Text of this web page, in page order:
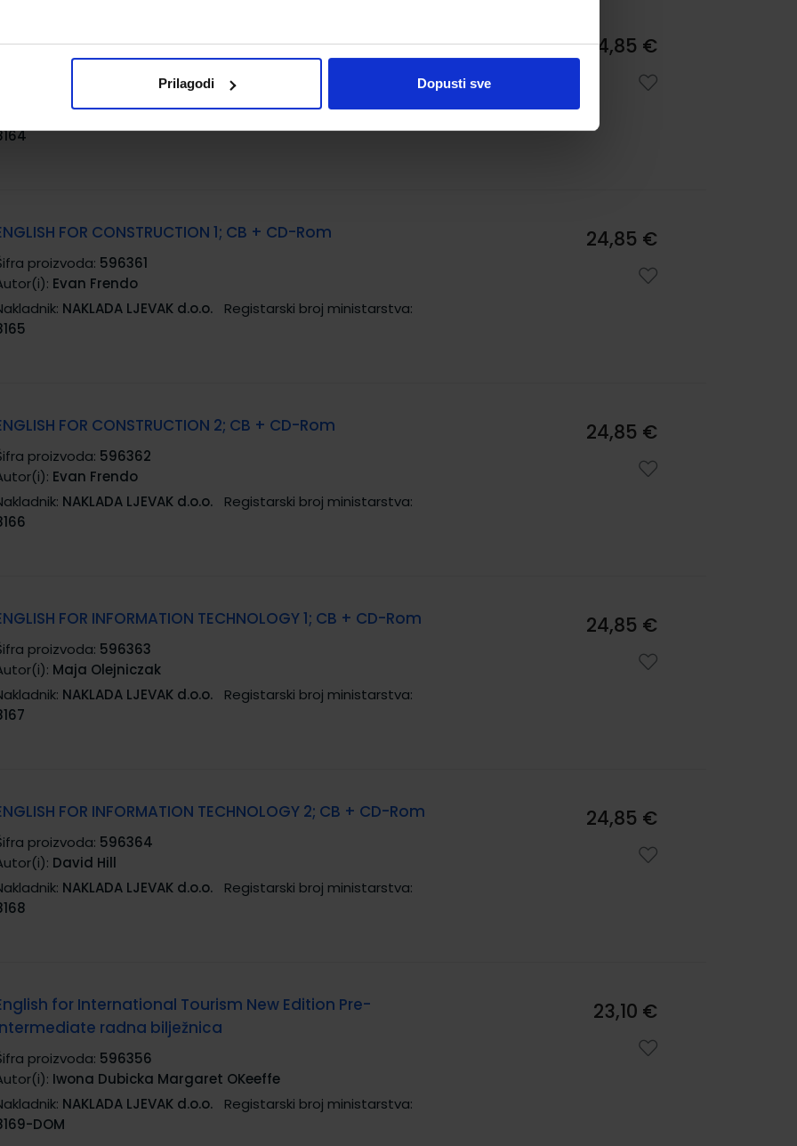
Prilagodi Dopusti sve
FOR BANKING AND FINANCE 2; CB + CD-Rom
Marjorie Rosenberg
NAKLADA LJEVAK d.o.o.
Registarski broj ministarstva:
24,85 €
FOR CONSTRUCTION 1; CB + CD-Rom
proizvoda: 596361
Evan Frendo
NAKLADA LJEVAK d.o.o.
Registarski broj ministarstva:
24,85 €
FOR CONSTRUCTION 2; CB + CD-Rom
proizvoda: 596362
Evan Frendo
NAKLADA LJEVAK d.o.o.
Registarski broj ministarstva:
24,85 €
FOR INFORMATION TECHNOLOGY 1; CB + CD-Rom
proizvoda: 596363
Maja Olejniczak
NAKLADA LJEVAK d.o.o.
Registarski broj ministarstva:
24,85 €
FOR INFORMATION TECHNOLOGY 2; CB + CD-Rom
proizvoda: 596364
David Hill
NAKLADA LJEVAK d.o.o.
Registarski broj ministarstva:
24,85 €
for International Tourism New Edition Pre-
radna bilježnica
proizvoda: 596356
Iwona Dubicka Margaret OKeeffe
NAKLADA LJEVAK d.o.o.
Registarski broj ministarstva:
DOM
23,10 €